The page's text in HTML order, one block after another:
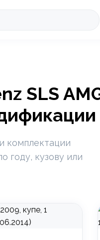
SLS
комплектации
году, кузову или